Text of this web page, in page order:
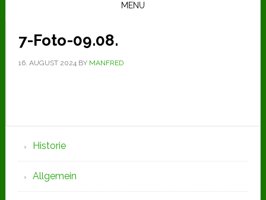
MENU
7-Foto-09.08.
16. AUGUST 2024BY MANFRED
Seitenspalte
Historie
Allgemein